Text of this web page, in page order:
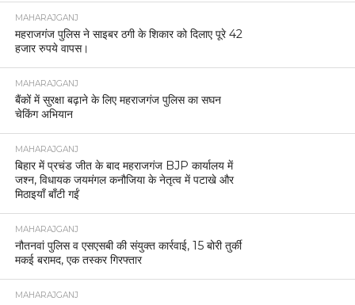
MAHARAJGANJ
महराजगंज पुलिस ने साइबर ठगी के शिकार को दिलाए पूरे 42
हजार रुपये वापस।
MAHARAJGANJ
बैंकों में सुरक्षा बढ़ाने के लिए महराजगंज पुलिस का सघन
चेकिंग अभियान
MAHARAJGANJ
बिहार में प्रचंड जीत के बाद महराजगंज BJP कार्यालय में
जश्न, विधायक जयमंगल कनौजिया के नेतृत्व में पटाखे और
मिठाइयाँ बाँटी गईं
MAHARAJGANJ
नौतनवां पुलिस व एसएसबी की संयुक्त कार्रवाई, 15 बोरी तुर्की
मकई बरामद, एक तस्कर गिरफ्तार
MAHARAJGANJ